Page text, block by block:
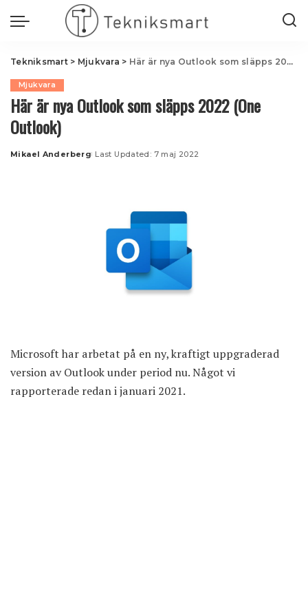
Tekniksmart> Mjukvara > Här är nya Outlook som släpps 2022 (One Outlook)
Mjukvara
Här är nya Outlook som släpps 2022 (One
Outlook)
Posted
Mikael Anderberg Last Updated: 7 maj 2022
Microsoft har arbetat på en ny, kraftigt uppgraderad
version av Outlook under period nu.Något vi
rapporterade redan i januari 2021.